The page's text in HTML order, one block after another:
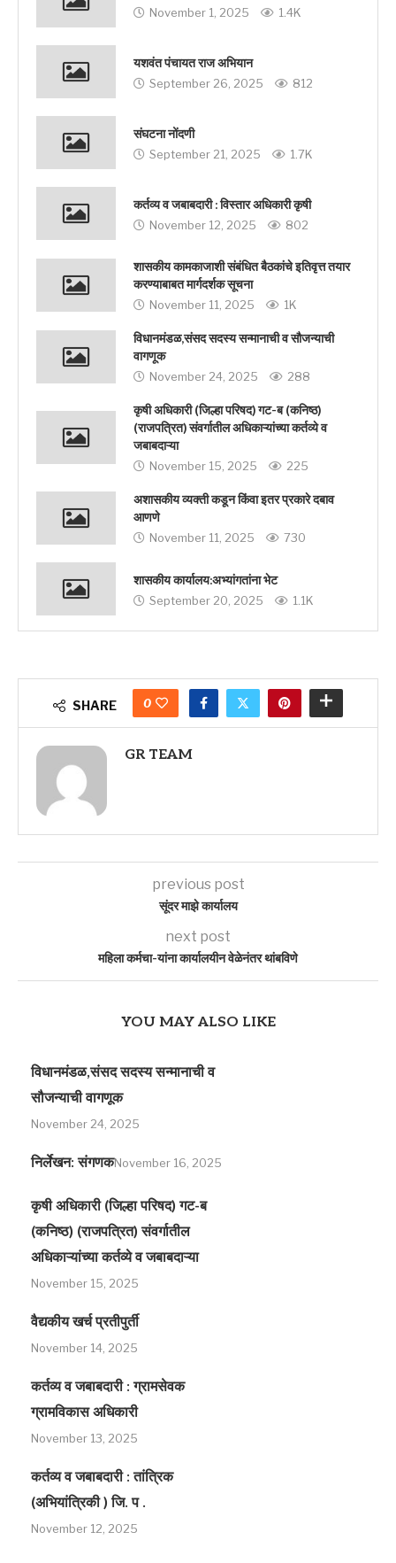
November 1, 2025 1.4K
यशवंत पंचायत राज अभियान
September 26, 2025 812
संघटना नोंदणी
September 21, 2025 1.7K
कर्तव्य व जबाबदारी : विस्तार अधिकारी कृषी
November 12, 2025 802
शासकीय कामकाजाशी संबंधित बैठकांचे इतिवृत्त तयार
करण्याबाबत मार्गदर्शक सूचना
November 11, 2025 1K
विधानमंडळ,संसद सदस्य सन्मानाची व सौजन्याची
वागणूक
November 24, 2025 288
कृषी अधिकारी (जिल्हा परिषद) गट-ब (कनिष्ठ)
(राजपत्रित) संवर्गातील अधिकाऱ्यांच्या कर्तव्ये व
जबाबदाऱ्या
November 15, 2025 225
अशासकीय व्यक्ती कडून किंवा इतर प्रकारे दबाव
आणणे
November 11, 2025 730
शासकीय कार्यालय:अभ्यांगतांना भेट
September 20, 2025 1.1K
SHARE 0
GR TEAM
previous post
सूंदर माझे कार्यालय
next post
महिला कर्मचा-यांना कार्यालयीन वेळेनंतर थांबविणे
YOU MAY ALSO LIKE
विधानमंडळ,संसद सदस्य सन्मानाची व
सौजन्याची वागणूक
November 24, 2025
निर्लेखन: संगणकNovember 16, 2025
कृषी अधिकारी (जिल्हा परिषद) गट-ब
(कनिष्ठ) (राजपत्रित) संवर्गातील
अधिकाऱ्यांच्या कर्तव्ये व जबाबदाऱ्या
November 15, 2025
वैद्यकीय खर्च प्रतीपुर्ती
November 14, 2025
कर्तव्य व जबाबदारी : ग्रामसेवक
ग्रामविकास अधिकारी
November 13, 2025
कर्तव्य व जबाबदारी : तांत्रिक
(अभियांत्रिकी ) जि. प .
November 12, 2025